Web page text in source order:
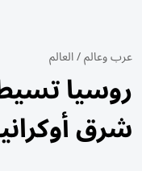
عرب وعالم/العالم
روسيا
شرق